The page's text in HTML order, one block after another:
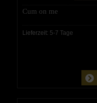
Cum on me
Lieferzeit: 5-7 Tage